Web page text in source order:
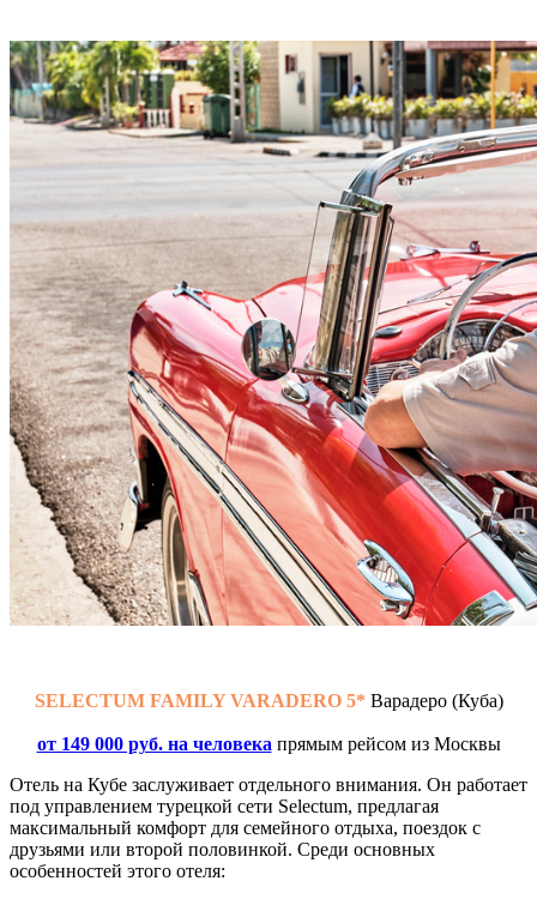
SELECTUM FAMILY VARADERO 5* Варадеро (Куба)
от 149 000 руб. на человека прямым рейсом из Москвы
Отель на Кубе заслуживает отдельного внимания. Он работает
под управлением турецкой сети Selectum, предлагая
максимальный комфорт для семейного отдыха, поездок с
друзьями или второй половинкой. Среди основных
особенностей этого отеля: